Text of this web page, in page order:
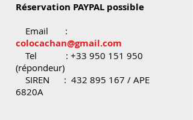
Réservation PAYPAL possible
Email :
colocachan@gmail.com
Tel : +33 950 151 950
(répondeur)
SIREN : 432 895 167 / APE
6820A